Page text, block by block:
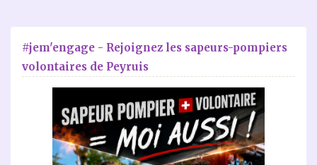
#jem'engage - Rejoignez les sapeurs-pompiers
volontaires de Peyruis